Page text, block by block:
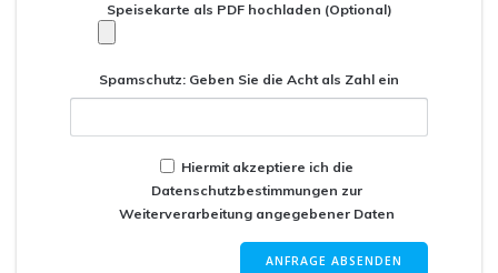
Speisekarte als PDF hochladen (Optional)
Spamschutz: Geben Sie die Acht als Zahl ein
Hiermit akzeptiere ich die
Datenschutzbestimmungen zur
Weiterverarbeitung angegebener Daten